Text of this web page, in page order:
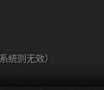
统则无效）